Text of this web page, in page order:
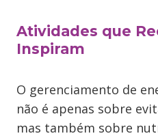
Atividades que
Inspiram
O gerenciamento de
não é apenas sobre
mas também sobre